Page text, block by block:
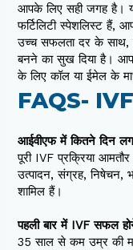
आपके लिए सही जगह है।
फर्टिलिटी स्पेशलिस्ट हैं,
उच्च सफलता दर के साथ,
बनने का सुख दिया है।
के लिए कॉल या ईमेल के
FAQS- IVF
आईवीएफ में कितने दिन
पूरी IVF प्रक्रिया
उत्पादन, संग्रह, निषेचन,
शामिल हैं।
पहली बार में IVF सफल
35 साल से कम उम्र की